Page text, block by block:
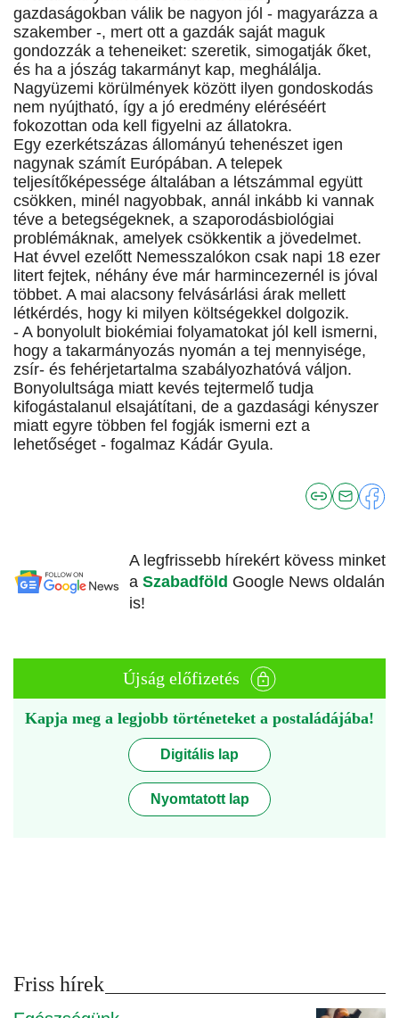
gazdaságokban válik be nagyon jól - magyarázza a
szakember -, mert ott a gazdák saját maguk
gondozzák a teheneiket: szeretik, simogatják őket,
és ha a jószág takarmányt kap, meghálálja.
Nagyüzemi körülmények között ilyen gondoskodás
nem nyújtható, így a jó eredmény eléréséért
fokozottan oda kell figyelni az állatokra.
Egy ezerkétszázas állományú tehenészet igen
nagynak számít Európában. A telepek
teljesítőképessége általában a létszámmal együtt
csökken, minél nagyobbak, annál inkább ki vannak
téve a betegségeknek, a szaporodásbiológiai
problémáknak, amelyek csökkentik a jövedelmet.
Hat évvel ezelőtt Nemesszalókon csak napi 18 ezer
litert fejtek, néhány éve már harmincezernél is jóval
többet. A mai alacsony felvásárlási árak mellett
létkérdés, hogy ki milyen költségekkel dolgozik.
- A bonyolult biokémiai folyamatokat jól kell ismerni,
hogy a takarmányozás nyomán a tej mennyisége,
zsír- és fehérjetartalma szabályozhatóvá váljon.
Bonyolultsága miatt kevés tejtermelő tudja
kifogástalanul elsajátítani, de a gazdasági kényszer
miatt egyre többen fel fogják ismerni ezt a
lehetőséget - fogalmaz Kádár Gyula.
A legfrissebb hírekért kövess minket
a Szabadföld Google News oldalán
is!
Újság előfizetés
Kapja meg a legjobb történeteket a postaládájába!
Digitális lap
Nyomtatott lap
Friss hírek